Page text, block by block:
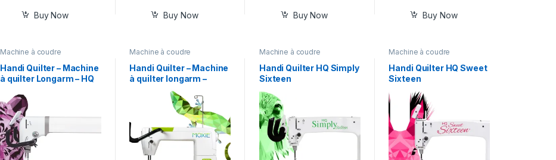
Buy Now Buy Now Buy Now Buy Now
Machine à coudre
Handi Quilter – Machine
à quilter Longarm – HQ
Machine à coudre
Handi Quilter – Machine
à quilter longarm –
Machine à coudre
Handi Quilter HQ Simply
Sixteen
Machine à coudre
Handi Quilter HQ Sweet
Sixteen